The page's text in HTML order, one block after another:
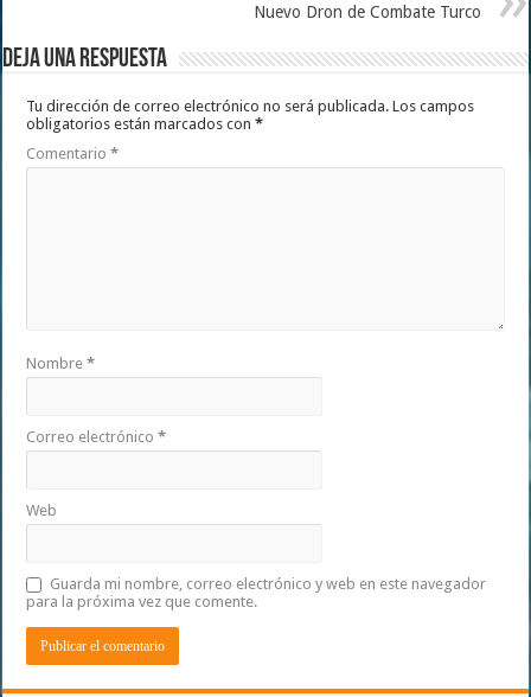
Nuevo Dron de Combate Turco
Deja una respuesta
Tu dirección de correo electrónico no será publicada. Los campos
obligatorios están marcados con*
Comentario*
Nombre*
Correo electrónico*
Web
Guarda mi nombre, correo electrónico y web en este navegador
para la próxima vez que comente.